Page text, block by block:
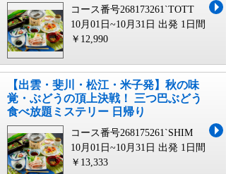
コース番号268173261`TOTT
10月01日~10月31日 出発 1日間
￥12,990
【出雲・斐川・松江・米子発】秋の味
覚・ぶどうの頂上決戦！ 三つ巴ぶどう
食べ放題ミステリー 日帰り
コース番号268175261`SHIM
10月01日~10月31日 出発 1日間
￥13,333